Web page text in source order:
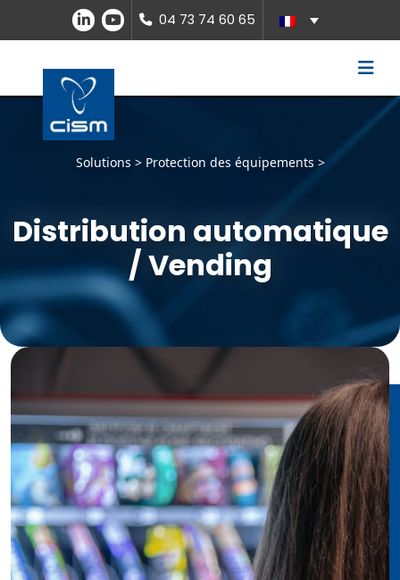
04 73 74 60 65
Solutions > Protection des équipements >
Distribution automatique
/ Vending